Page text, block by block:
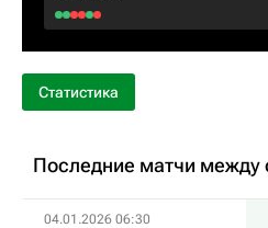
Статистика
Последние матчи между
04.01.2026 06:30